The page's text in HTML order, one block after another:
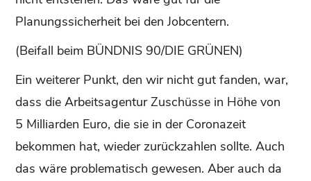
Planungssicherheit bei den Jobcentern.
(Beifall beim BÜNDNIS 90/DIE GRÜNEN)
Ein weiterer Punkt, den wir nicht gut fanden, war,
dass die Arbeitsagentur Zuschüsse in Höhe von
5 Milliarden Euro, die sie in der Coronazeit
bekommen hat, wieder zurückzahlen sollte. Auch
das wäre problematisch gewesen. Aber auch da